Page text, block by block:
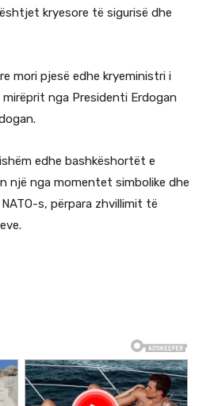
kryesore të sigurisë dhe
mori pjesë edhe kryeministri i
mirëprit nga Presidenti Erdogan
edhe bashkëshortët e
një nga momentet simbolike dhe
s, përpara zhvillimit të